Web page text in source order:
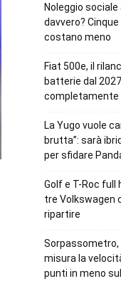
Noleggio sociale
davvero?
costano meno
Fiat 500e, il
batterie dal
completamente
La Yugo vuole
brutta”: sarà
per sfidare
Golf e T-Roc full
tre Volkswagen
ripartire
Sorpassometro,
misura la
punti in meno